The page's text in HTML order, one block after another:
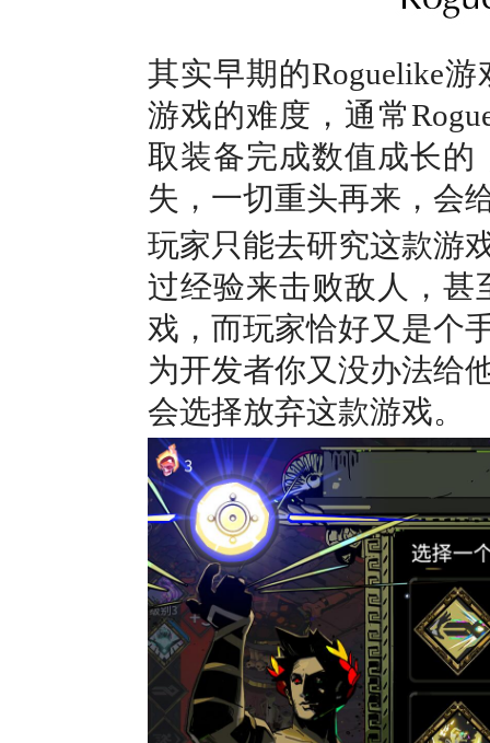
其实早期的Roguelike
游戏的难度，通常
取装备完成数值成长的
失，一切重头再来，会
玩家只能去研究这款游
过经验来击败敌人，甚
戏，而玩家恰好又是个
为开发者你又没办法给
会选择放弃这款游戏。